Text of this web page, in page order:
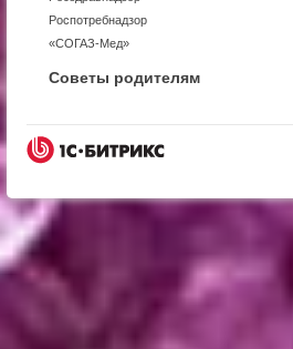
Роспотребнадзор
«СОГАЗ-Мед»
Советы родителям